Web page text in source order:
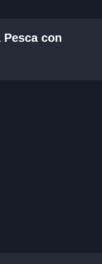
con